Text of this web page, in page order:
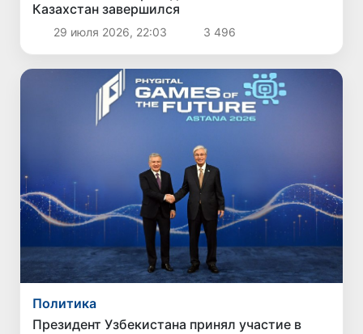
Казахстан завершился
29 июля 2026, 22:03 3 496
Политика
Президент Узбекистана принял участие в